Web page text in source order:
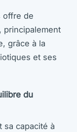
offre de
principalement
grâce à la
et ses
du
sa capacité à